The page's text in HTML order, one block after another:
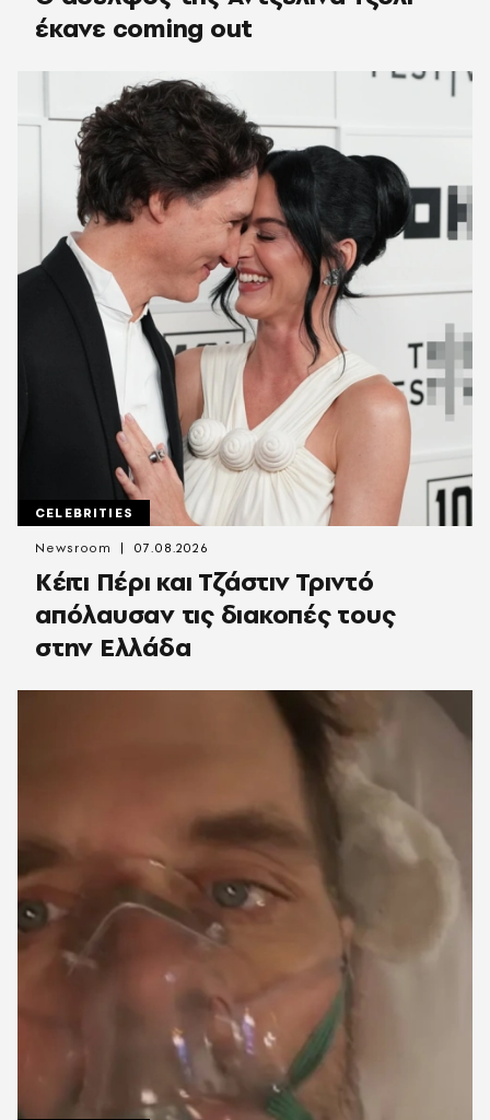
έκανε coming out
CELEBRITIES
Κέιτι Πέρι και Τζάστιν Τριντό
απόλαυσαν τις διακοπές τους
στην Ελλάδα
Newsroom 07.08.2026